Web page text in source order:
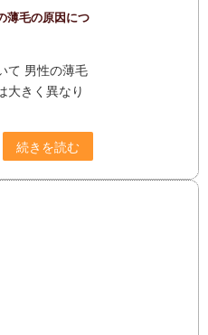
薄毛の原因につ
て 男性の薄毛
大きく異なり
続きを読む